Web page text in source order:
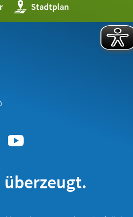
Stadtplan
(Öffnet
in
einem